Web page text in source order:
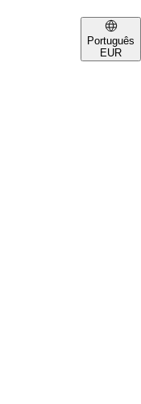
Português
EUR